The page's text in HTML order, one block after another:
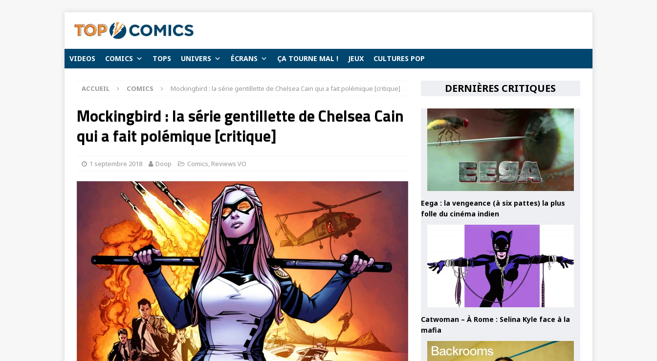
VIDEOS COMICS TOPS UNIVERS ÉCRANS ÇA TOURNE MAL ! JEUX CULTURES POP
ACCUEIL COMICS Mockingbird : la série gentillette de Chelsea Cain qui a fait polémique [critique]
Mockingbird : la série gentillette de Chelsea Cain
qui a fait polémique [critique]
1 septembre 2018 Doop Comics, Reviews VO
DERNIÈRES CRITIQUES
Eega : la vengeance (à six pattes) la plus
folle du cinéma indien
Catwoman – À Rome : Selina Kyle face à la
mafia